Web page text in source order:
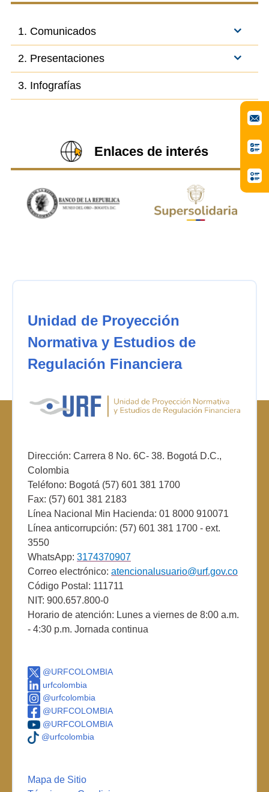
1. Comunicados
2. Presentaciones
3. Infografías
Enlaces de interés
Unidad de Proyección
Normativa y Estudios de
Regulación Financiera
Dirección: Carrera 8 No. 6C- 38. Bogotá D.C.,
Colombia
Teléfono: Bogotá (57) 601 381 1700
Fax: (57) 601 381 2183
Línea Nacional Min Hacienda: 01 8000 910071
Línea anticorrupción: (57) 601 381 1700 - ext.
3550
WhatsApp: 3174370907
Correo electrónico: atencionalusuario@urf.gov.co
Código Postal: 111711
NIT: 900.657.800-0
Horario de atención: Lunes a viernes de 8:00 a.m.
- 4:30 p.m. Jornada continua
@URFCOLOMBIA
urfcolombia
@urfcolombia
@URFCOLOMBIA
@URFCOLOMBIA
@urfcolombia
Mapa de Sitio